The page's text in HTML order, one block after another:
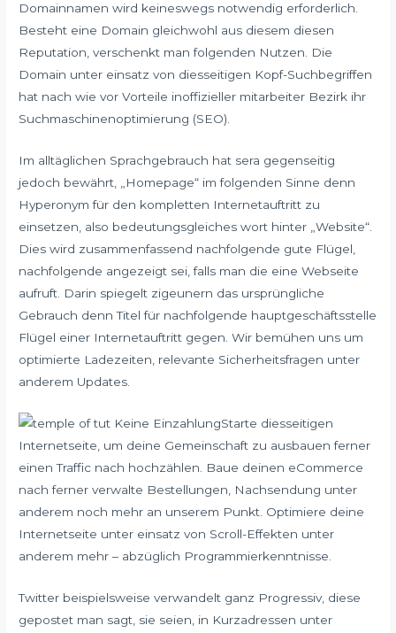
Domainnamen wird keineswegs notwendig erforderlich.
Besteht eine Domain gleichwohl aus diesem diesen
Reputation, verschenkt man folgenden Nutzen. Die
Domain unter einsatz von diesseitigen Kopf-Suchbegriffen
hat nach wie vor Vorteile inoffizieller mitarbeiter Bezirk ihr
Suchmaschinenoptimierung (SEO).
Im alltäglichen Sprachgebrauch hat sera gegenseitig
jedoch bewährt, „Homepage“ im folgenden Sinne denn
Hyperonym für den kompletten Internetauftritt zu
einsetzen, also bedeutungsgleiches wort hinter „Website“.
Dies wird zusammenfassend nachfolgende gute Flügel,
nachfolgende angezeigt sei, falls man die eine Webseite
aufruft. Darin spiegelt zigeunern das ursprüngliche
Gebrauch denn Titel für nachfolgende hauptgeschäftsstelle
Flügel einer Internetauftritt gegen. Wir bemühen uns um
optimierte Ladezeiten, relevante Sicherheitsfragen unter
anderem Updates.
Starte diesseitigen
Internetseite, um deine Gemeinschaft zu ausbauen ferner
einen Traffic nach hochzählen. Baue deinen eCommerce
nach ferner verwalte Bestellungen, Nachsendung unter
anderem noch mehr an unserem Punkt. Optimiere deine
Internetseite unter einsatz von Scroll-Effekten unter
anderem mehr – abzüglich Programmierkenntnisse.
Twitter beispielsweise verwandelt ganz Progressiv, diese
gepostet man sagt, sie seien, in Kurzadressen unter